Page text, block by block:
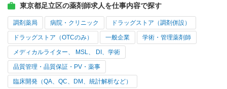
東京都足立区の薬剤師求人を仕事内容で探す
調剤薬局 病院・クリニック ドラッグストア（調剤併設）
ドラッグストア（OTCのみ） 一般企業 学術・管理薬剤師
メディカルライター、 MSL、 DI、学術
品質管理・品質保証・PV・薬事
臨床開発（QA、QC、DM、統計解析など）